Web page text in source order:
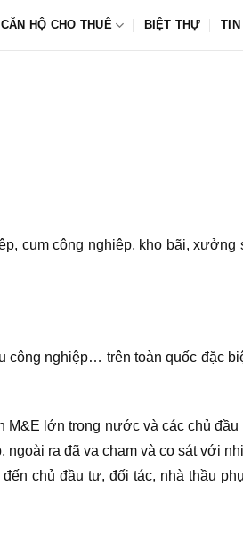
CĂN HỘ CHO THUÊ BIỆT THỰ TIN
cụm công nghiệp, kho bãi, xưởng
công nghiệp… trên toàn quốc đặc
M&E lớn trong nước và các chủ
ra đã va chạm và cọ sát với
chủ đầu tư, đối tác, nhà thầu